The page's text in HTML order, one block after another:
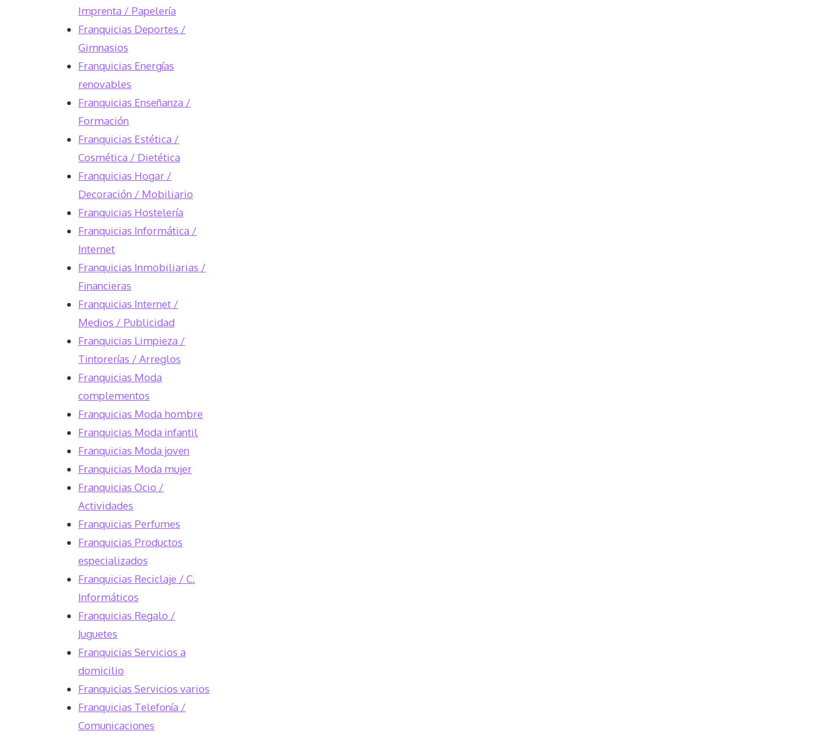
Imprenta / Papelería
Franquicias Deportes /
Gimnasios
Franquicias Energías
renovables
Franquicias Enseñanza /
Formación
Franquicias Estética /
Cosmética / Dietética
Franquicias Hogar /
Decoración / Mobiliario
Franquicias Hostelería
Franquicias Informática /
Internet
Franquicias Inmobiliarias /
Financieras
Franquicias Internet /
Medios / Publicidad
Franquicias Limpieza /
Tintorerías / Arreglos
Franquicias Moda
complementos
Franquicias Moda hombre
Franquicias Moda infantil
Franquicias Moda joven
Franquicias Moda mujer
Franquicias Ocio /
Actividades
Franquicias Perfumes
Franquicias Productos
especializados
Franquicias Reciclaje / C.
Informáticos
Franquicias Regalo /
Juguetes
Franquicias Servicios a
domicilio
Franquicias Servicios varios
Franquicias Telefonía /
Comunicaciones